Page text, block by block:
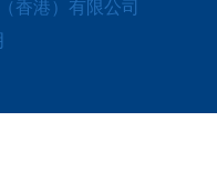
香港）有限公司